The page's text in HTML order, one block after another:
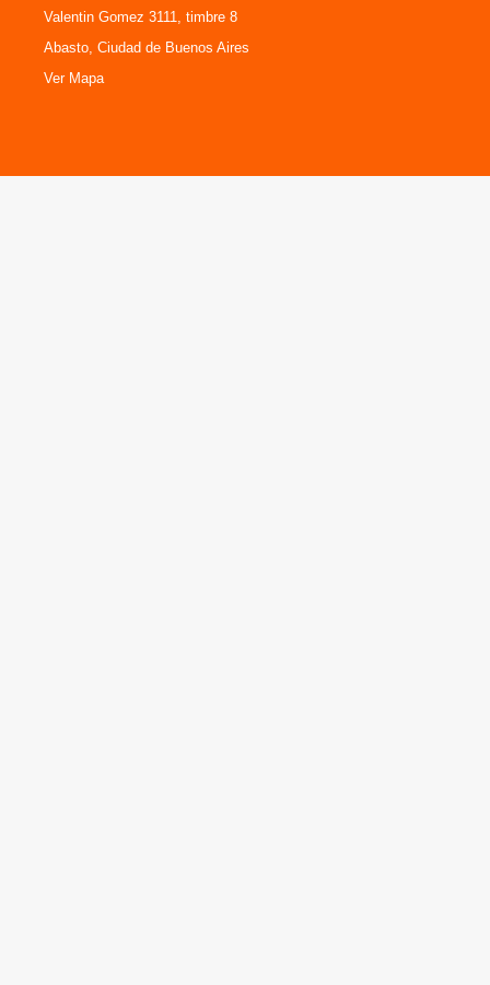
Valentin Gomez 3111, timbre 8
Abasto, Ciudad de Buenos Aires
Ver Mapa